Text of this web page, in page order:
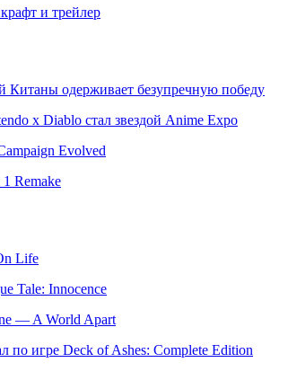
и трейлер
Китаны одерживает безупречную победу
x Diablo стал звездой Anime Expo
Evolved
Remake
Life
Tale: Innocence
— A World Apart
по игре Deck of Ashes: Complete Edition